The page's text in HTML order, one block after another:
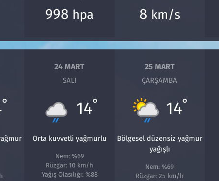
998 hpa 8 km/s
°
24 MART
SALI
14°
Orta kuvvetli yağmurlu
Nem: %69
Rüzgar: 10 km/h
Yağış Olasılığı: %88
25 MART
ÇARŞAMBA
14°
Bölgesel düzensiz yağmur
yağışlı
Nem: %69
Rüzgar: 25 km/h